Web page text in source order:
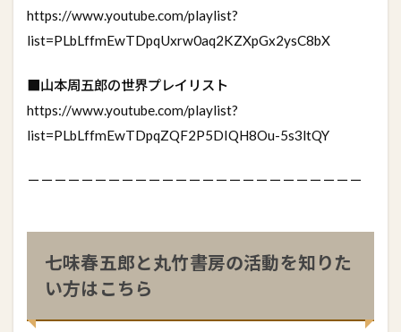
https://www.youtube.com/playlist?
list=PLbLffmEwTDpqUxrw0aq2KZXpGx2ysC8bX
■山本周五郎の世界プレイリスト
https://www.youtube.com/playlist?
list=PLbLffmEwTDpqZQF2P5DIQH8Ou-5s3ltQY
－－－－－－－－－－－－－－－－－－－－－－－－－
七味春五郎と丸竹書房の活動を知りた
い方はこちら